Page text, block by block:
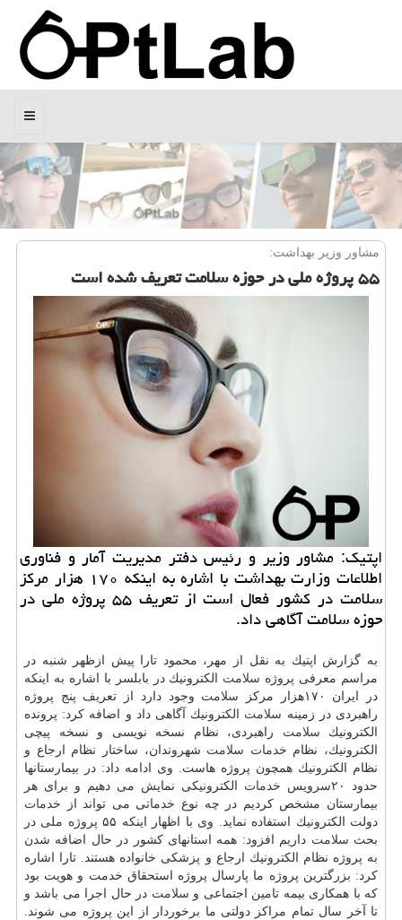
منو
مشاور وزیر بهداشت:
۵۵ پروژه ملی در حوزه سلامت تعریف شده است
اپتیك: مشاور وزیر و رئیس دفتر مدیریت آمار و فناوری
اطلاعات وزارت بهداشت با اشاره به اینكه ۱۷۰ هزار مركز
سلامت در كشور فعال است از تعریف ۵۵ پروژه ملی در
حوزه سلامت آگاهی داد.
به گزارش اپتیك به نقل از مهر، محمود تارا پیش ازظهر شنبه در
مراسم معرفی پروژه سلامت الكترونیك در بابلسر با اشاره به اینكه
در ایران ۱۷۰هزار مركز
سلامت وجود دارد از تعریف پنج پروژه
راهبردی در زمینه سلامت الكترونیك آگاهی داد و اضافه كرد: پرونده
الكترونیك سلامت راهبردی، نظام نسخه نویسی و نسخه پیچی
الكترونیك، نظام خدمات سلامت شهروندان، ساختار نظام ارجاع و
نظام الكترونیك همچون پروژه هاست. وی ادامه داد: در بیمارستانها
حدود ۲۰سرویس
خدمات الكترونیكی نمایش می دهیم و برای هر
بیمارستان مشخص كردیم در چه نوع خدماتی می تواند از خدمات
دولت الكترونیك استفاده نماید. وی با اظهار اینكه ۵۵ پروژه ملی در
بحث سلامت داریم افزود: همه استانهای كشور در حال اضافه شدن
به پروژه نظام الكترونیك ارجاع و پزشكی خانواده هستند. تارا اشاره
كرد: بزرگترین پروژه ما پارسال پروژه استحقاق خدمت و هویت بود
كه با همكاری بیمه تامین اجتماعی و سلامت در حال اجرا می باشد و
تا آخر سال تمام مراكز دولتی ما برخوردار از این پروژه می شوند.